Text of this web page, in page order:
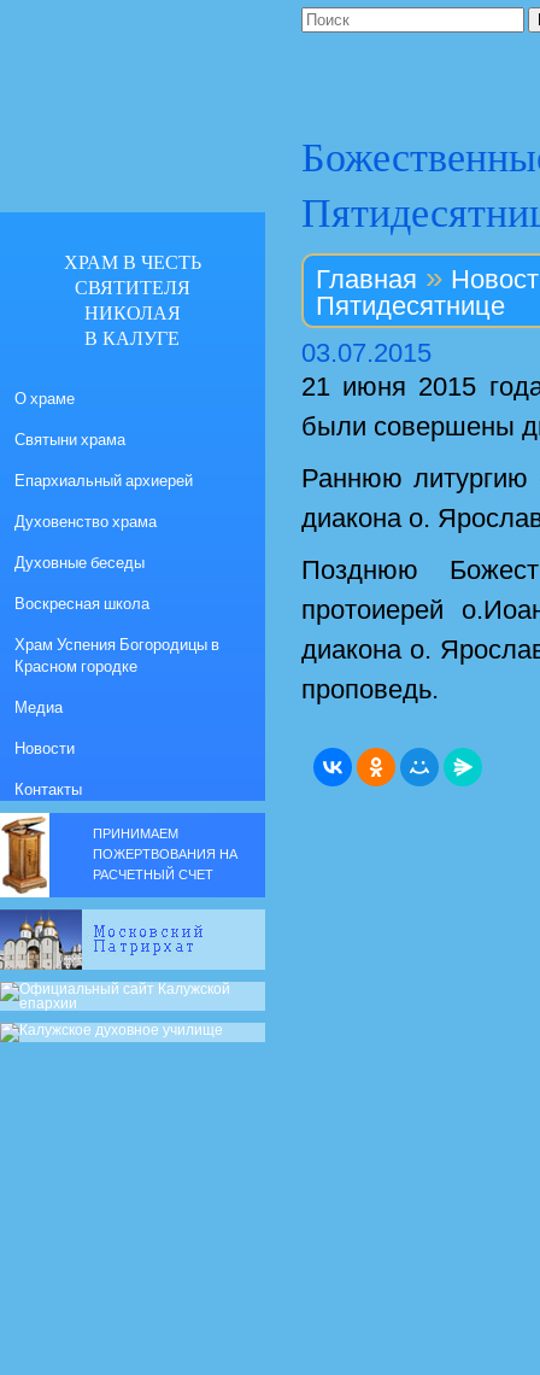
Главная »
Пятидесятнице
03.07.2015
21 июня 2015
были совершены
Раннюю
диакона о.
Позднюю
протоиерей
диакона о.
проповедь.
ХРАМ В ЧЕСТЬ
СВЯТИТЕЛЯ
НИКОЛАЯ
В КАЛУГЕ
О храме
Святыни храма
Епархиальный архиерей
Духовенство храма
Духовные беседы
Воскресная школа
Храм Успения Богородицы в
Красном городке
Медиа
Новости
Контакты
ПРИНИМАЕМ
ПОЖЕРТВОВАНИЯ НА
РАСЧЕТНЫЙ СЧЕТ